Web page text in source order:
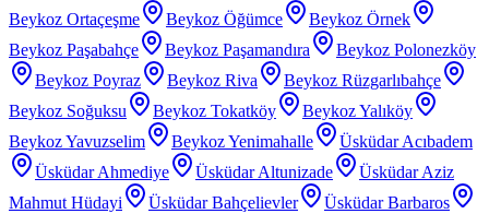
Beykoz Ortaçeşme
Beykoz Öğümce
Beykoz Örnek
Beykoz Paşabahçe
Beykoz Paşamandıra
Beykoz Polonezköy
Beykoz Poyraz
Beykoz Riva
Beykoz Rüzgarlıbahçe
Beykoz Soğuksu
Beykoz Tokatköy
Beykoz Yalıköy
Beykoz Yavuzselim
Beykoz Yenimahalle
Üsküdar Acıbadem
Üsküdar Ahmediye
Üsküdar Altunizade
Üsküdar Aziz
Mahmut Hüdayi
Üsküdar Bahçelievler Üsküdar Barbaros